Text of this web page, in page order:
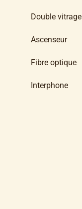
Double vitrage
Ascenseur
Fibre optique
Interphone